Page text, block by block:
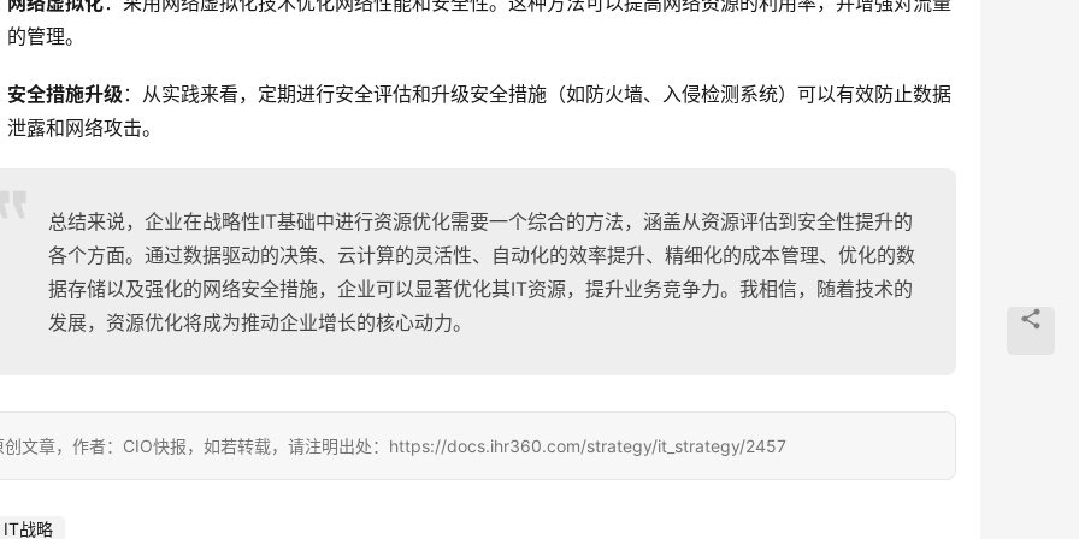
的管理。
安全措施升级 ：从实践来看，定期进行安全评估和升级安全措施（如防火墙、入侵检测系统）可以有效防止数据
泄露和网络攻击。
总结来说，企业在战略性IT基础中进行资源优化需要一个综合的方法，涵盖从资源评估到安全性提升的
各个方面。通过数据驱动的决策、云计算的灵活性、自动化的效率提升、精细化的成本管理、优化的数
据存储以及强化的网络安全措施，企业可以显著优化其IT资源，提升业务竞争力。我相信，随着技术的
发展，资源优化将成为推动企业增长的核心动力。
创文章，作者：CIO快报，如若转载，请注明出处：https://docs.ihr360.com/strategy/it_strategy/2457
IT战略